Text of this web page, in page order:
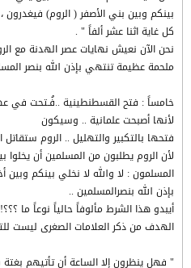
بينكم وبين بني الأصفر ( الروم) فيغدرون
كل غاية اثنا عشر ألفاً " .
نحن الآن نعيش نهايات عصر الهدنة مع
ملحمة عظيمة تنتهي بإذن الله بنصر
خامساً : فتح القسطنطينية ..فُـتحت في
لأنها أصبحت علمانية .. وسيكون
فتحها بالتكبير والتهليل .. الروم
لأن الروم يطلبون من المسلمين أن
المسلمون : لا والله لا نخلي بينكم وبين
بإذن الله بنصرالمسلمين ..
أيبدو هذا الشرط مألوفاً حالياً نوعاً ما ؟؟؟!
الهدف من ذكر العلامات الصغرى ليست للتسلية
" فهل ينظرون إلا الساعة أن تأتيهم